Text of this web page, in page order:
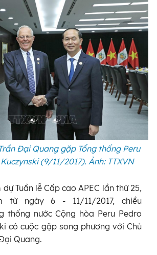
Đại Quang gặp Tổng thống Peru
(9/11/2017). Ảnh: TTXVN
Tuần lễ Cấp cao APEC lần thứ 25,
từ ngày 6 - 11/11/2017, chiều
thống nước Cộng hòa Peru Pedro
có cuộc gặp song phương với Chủ
Quang.